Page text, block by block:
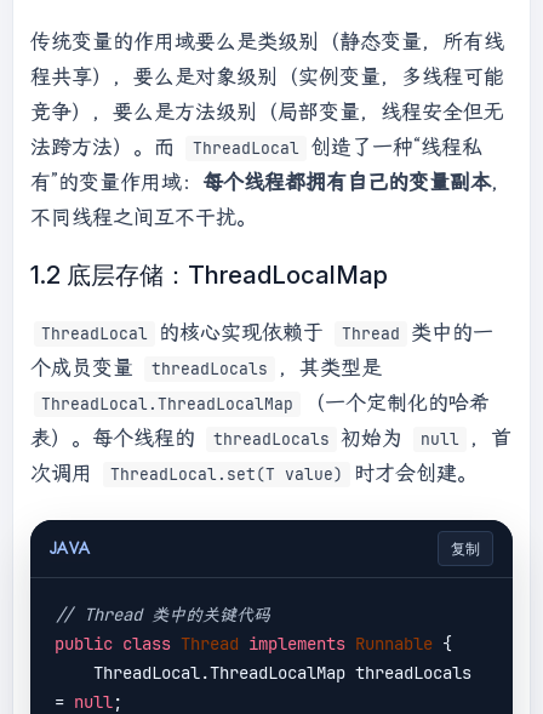
传统变量的作用域要么是类级别（静态变量，所有线
程共享），要么是对象级别（实例变量，多线程可能
竞争），要么是方法级别（局部变量，线程安全但无
法跨方法）。而
ThreadLocal 创造了一种“线程私
有”的变量作用域： 每个线程都拥有自己的变量副本，
不同线程之间互不干扰。
1.2 底层存储：ThreadLocalMap
ThreadLocal 的核心实现依赖于 Thread
类中的一
个成员变量
threadLocals ，其类型是
ThreadLocal.ThreadLocalMap
（一个定制化的哈希
表）。每个线程的
threadLocals 初始为 null
，首
次调用
ThreadLocal.set(T value) 时才会创建。
JAVA 复制
// Thread 类中的关键代码
public class Thread implements Runnable {
= null;